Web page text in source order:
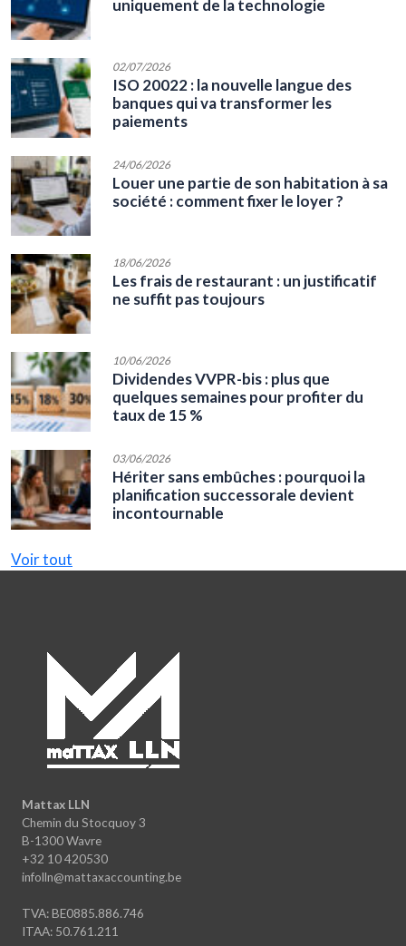
uniquement de la technologie
02/07/2026
ISO 20022 : la nouvelle langue des
banques qui va transformer les
paiements
24/06/2026
Louer une partie de son habitation à sa
société : comment fixer le loyer ?
18/06/2026
Les frais de restaurant : un justificatif
ne suffit pas toujours
10/06/2026
Dividendes VVPR-bis : plus que
quelques semaines pour profiter du
taux de 15 %
03/06/2026
Hériter sans embûches : pourquoi la
planification successorale devient
incontournable
Voir tout
Mattax LLN
Chemin du Stocquoy 3
B-1300 Wavre
+32 10 420530
infolln@mattaxaccounting.be
TVA: BE0885.886.746
ITAA: 50.761.211